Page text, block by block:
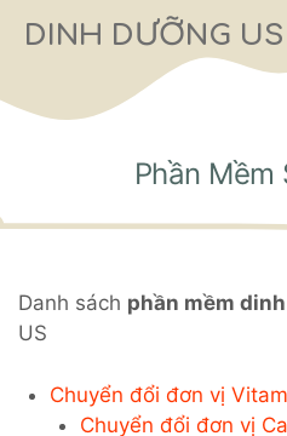
đến
dung
DINH DƯỠNG US
Phần Mềm
Danh sách phần mềm
US
Chuyển đổi đơn vị
Chuyển đổi đơn vị